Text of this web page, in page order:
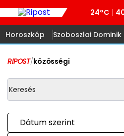
24°C
Horoszkóp Szoboszlai Dominik
RIPOST/közösségi
Dátum szerint